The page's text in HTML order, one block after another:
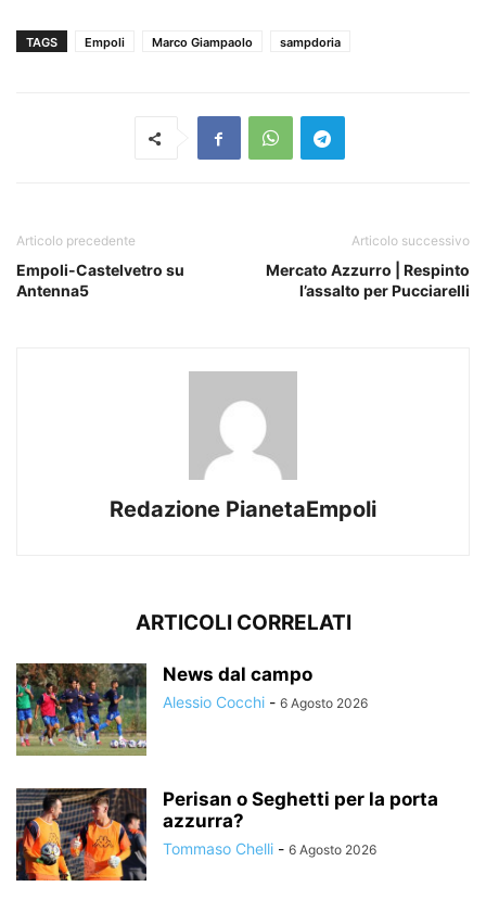
TAGS Empoli Marco Giampaolo sampdoria
Articolo precedente
Empoli-Castelvetro su
Antenna5
Articolo successivo
Mercato Azzurro | Respinto
l’assalto per Pucciarelli
Redazione PianetaEmpoli
ARTICOLI CORRELATI
News dal campo
Alessio Cocchi - 6 Agosto 2026
Perisan o Seghetti per la porta
azzurra?
Tommaso Chelli - 6 Agosto 2026